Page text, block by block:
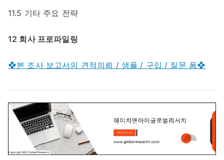
11.5 기타 주요 전략
12 회사 프로파일링
❖본 조사 보고서의 견적의뢰 / 샘플 / 구입 / 질문 폼❖